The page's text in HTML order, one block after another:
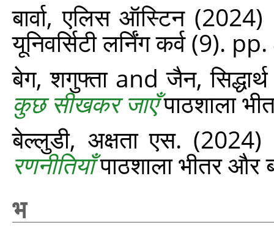
बार्वा, एलिस ऑस्टिन(2024)
यूनिवर्सिटी लर्निंग कर्व (9).
बेग, शगुफ्ताandजैन,
कुछ सीखकर जाएँपाठशाला
बेल्लुडी, अक्षता एस. (2024)
रणनीतियाँपाठशाला भीतर
भ